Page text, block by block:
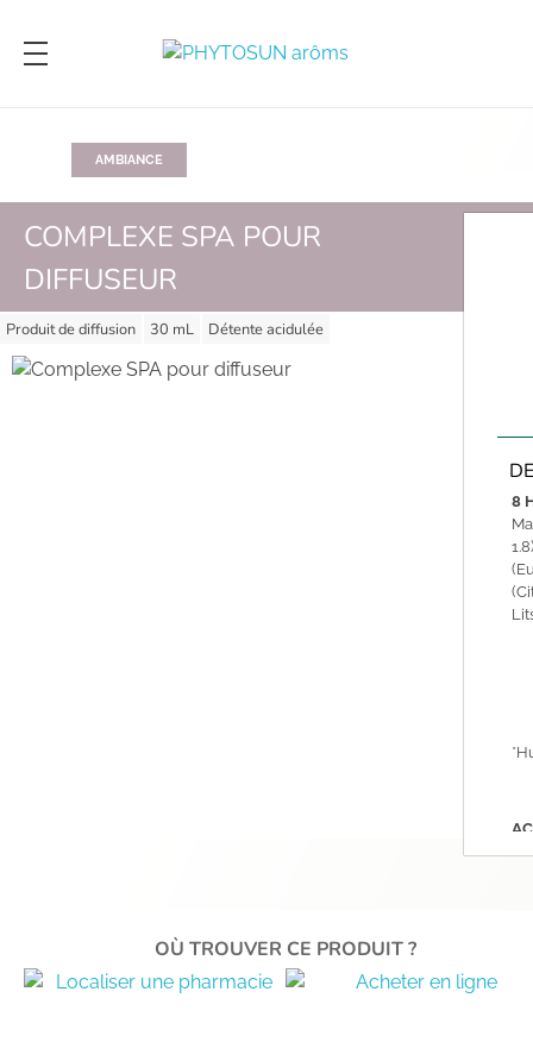
AMBIANCE
COMPLEXE SPA POUR
DIFFUSEUR
Produit de diffusion 30 mL Détente acidulée
8
OÙ TROUVER CE PRODUIT ?